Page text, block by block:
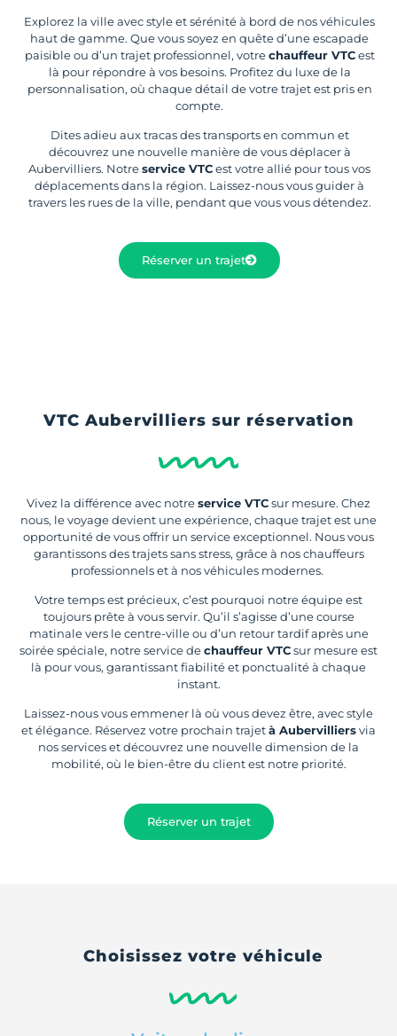
Explorez la ville avec style et sérénité à bord de nos véhicules
haut de gamme. Que vous soyez en quête d’une escapade
paisible ou d’un trajet professionnel, votrechauffeur VTCest
là pour répondre à vos besoins. Profitez du luxe de la
personnalisation, où chaque détail de votre trajet est pris en
compte.
Dites adieu aux tracas des transports en commun et
découvrez une nouvelle manière de vous déplacer à
Aubervilliers. Notreservice VTCest votre allié pour tous vos
déplacements dans la région. Laissez-nous vous guider à
travers les rues de la ville, pendant que vous vous détendez.
Réserver un trajet
VTC Aubervilliers sur réservation
Vivez la différence avec notreservice VTCsur mesure. Chez
nous, le voyage devient une expérience, chaque trajet est une
opportunité de vous offrir un service exceptionnel. Nous vous
garantissons des trajets sans stress, grâce à nos chauffeurs
professionnels et à nos véhicules modernes.
Votre temps est précieux, c’est pourquoi notre équipe est
toujours prête à vous servir. Qu’il s’agisse d’une course
matinale vers le centre-ville ou d’un retour tardif après une
soirée spéciale, notre service dechauffeur VTCsur mesure est
là pour vous, garantissant fiabilité et ponctualité à chaque
instant.
Laissez-nous vous emmener là où vous devez être, avec style
et élégance. Réservez votre prochain trajetà Aubervilliersvia
nos services et découvrez une nouvelle dimension de la
mobilité, où le bien-être du client est notre priorité.
Réserver un trajet
Choisissez votre véhicule